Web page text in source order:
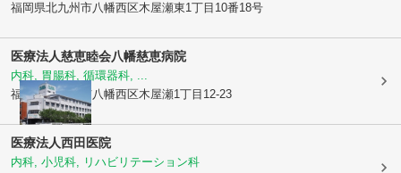
福岡県北九州市八幡西区木屋瀬東1丁目10番18号
医療法人慈恵睦会八幡慈恵病院
内科, 胃腸科, 循環器科, ...
福岡県北九州市八幡西区木屋瀬1丁目12-23
医療法人西田医院
内科, 小児科, リハビリテーション科